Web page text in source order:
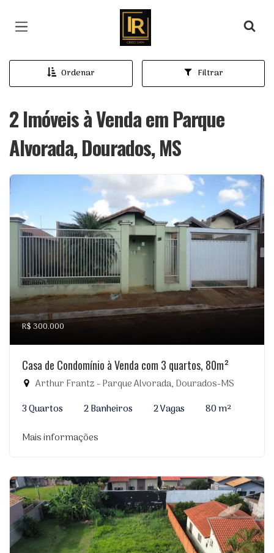
Página inicial
Ordenar Filtrar
2 Imóveis à Venda em Parque
Alvorada, Dourados, MS
R$ 300.000
Casa de Condomínio à Venda com 3 quartos, 80m²
Arthur Frantz - Parque Alvorada, Dourados-MS
3 Quartos
2 Banheiros 2 Vagas
80 m²
Mais informações